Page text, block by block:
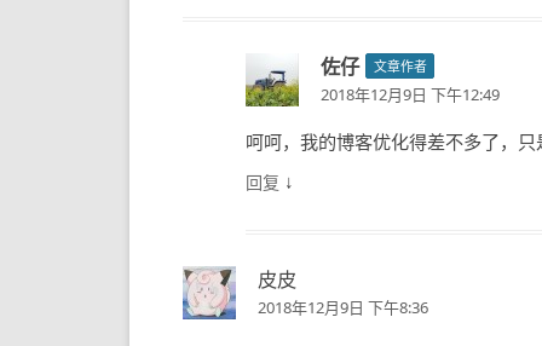
佐仔 文章作者
2018年12月9日 下午12:49
呵呵，我的博客优化得差不多了，只
回复 ↓
皮皮
2018年12月9日 下午8:36